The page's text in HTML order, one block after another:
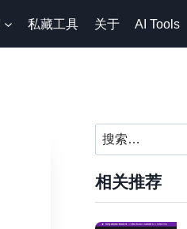
私藏工具 关于 AI Tools
搜
索：
相关推荐